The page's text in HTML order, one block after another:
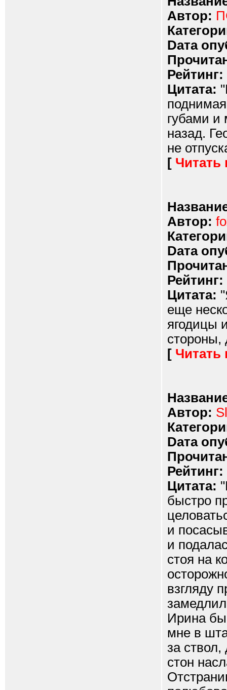
Автор:
Dата
Рейтинг:
Цитата:
губами и
назад.
не
[ Читать
Автор:
Dата
Рейтинг:
Цитата:
еще
ягодицы
стороны,
[ Читать
Автор:
Dата
Рейтинг:
Цитата:
быстро
и
и
стоя на
взгляду
Ирина
мне в
за
стон